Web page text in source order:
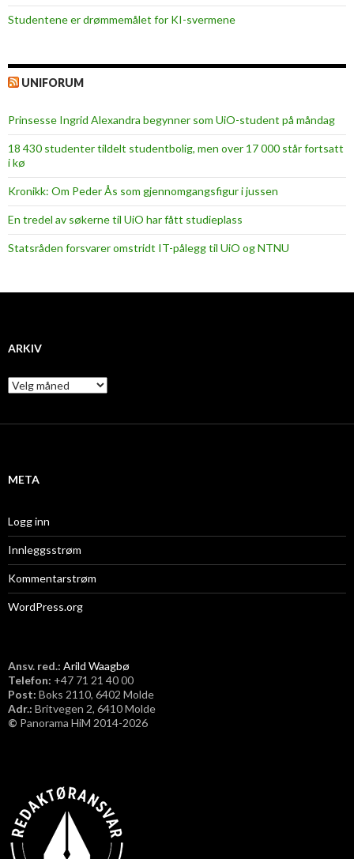
Studentene er drømmemålet for KI-svermene
UNIFORUM
Prinsesse Ingrid Alexandra begynner som UiO-student på måndag
18 430 studenter tildelt studentbolig, men over 17 000 står fortsatt
i kø
Kronikk: Om Peder Ås som gjennomgangsfigur i jussen
En tredel av søkerne til UiO har fått studieplass
Statsråden forsvarer omstridt IT-pålegg til UiO og NTNU
ARKIV
A
r
i
META
Logg inn
Innleggsstrøm
Kommentarstrøm
WordPress.org
Ansv. red.: Arild Waagbø
Telefon: ​+47 71 21 40 00
Post: Boks 2110, 6402 Molde
Adr.: Britvegen 2, 6410 Molde
© Panorama HiM 2014-2026